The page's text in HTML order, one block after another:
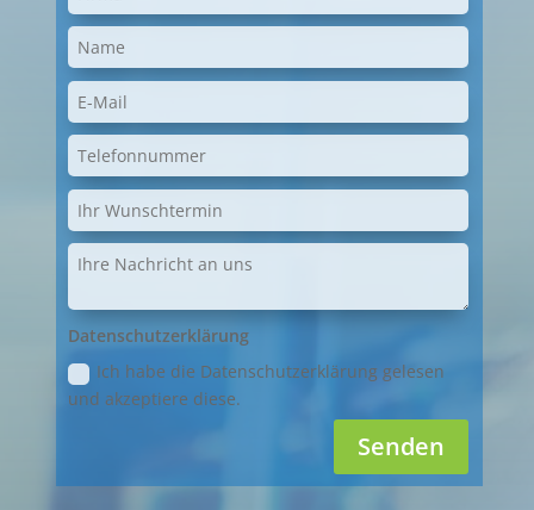
Datenschutzerklärung
Ich habe die Datenschutzerklärung gelesen
und akzeptiere diese.
Senden